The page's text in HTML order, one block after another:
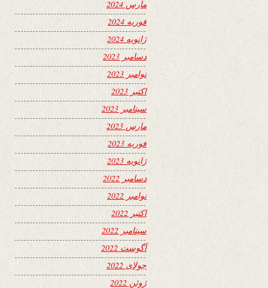
مارس 2024
فوریه 2024
ژانویه 2024
دسامبر 2023
نوامبر 2023
اکتبر 2023
سپتامبر 2023
مارس 2023
فوریه 2023
ژانویه 2023
دسامبر 2022
نوامبر 2022
اکتبر 2022
سپتامبر 2022
آگوست 2022
جولای 2022
ژوئن 2022